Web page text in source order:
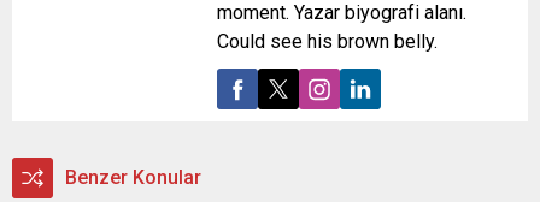
moment. Yazar biyografi alanı.
Could see his brown belly.
Benzer Konular